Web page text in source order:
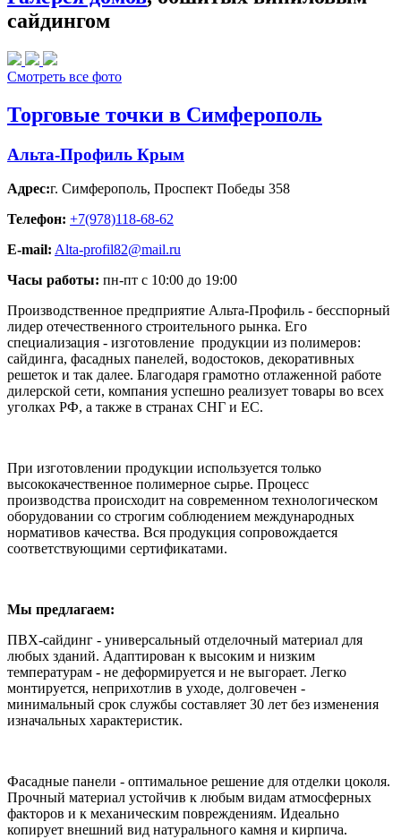
сайдингом
Смотреть все фото
Торговые точки в Симферополь
Альта-Профиль Крым
Адрес:г. Симферополь, Проспект Победы 358
Телефон: +7(978)118-68-62
E-mail: Alta-profil82@mail.ru
Часы работы: пн-пт с 10:00 до 19:00
Производственное предприятие Альта-Профиль - бесспорный
лидер отечественного строительного рынка. Его
специализация - изготовление продукции из полимеров:
сайдинга, фасадных панелей, водостоков, декоративных
решеток и так далее. Благодаря грамотно отлаженной работе
дилерской сети, компания успешно реализует товары во всех
уголках РФ, а также в странах СНГ и ЕС.
При изготовлении продукции используется только
высококачественное полимерное сырье. Процесс
производства происходит на современном технологическом
оборудовании со строгим соблюдением международных
нормативов качества. Вся продукция сопровождается
соответствующими сертификатами.
Мы предлагаем:
ПВХ-сайдинг - универсальный отделочный материал для
любых зданий. Адаптирован к высоким и низким
температурам - не деформируется и не выгорает. Легко
монтируется, неприхотлив в уходе, долговечен -
минимальный срок службы составляет 30 лет без изменения
изначальных характеристик.
Фасадные панели - оптимальное решение для отделки цоколя.
Прочный материал устойчив к любым видам атмосферных
факторов и к механическим повреждениям. Идеально
копирует внешний вид натурального камня и кирпича.